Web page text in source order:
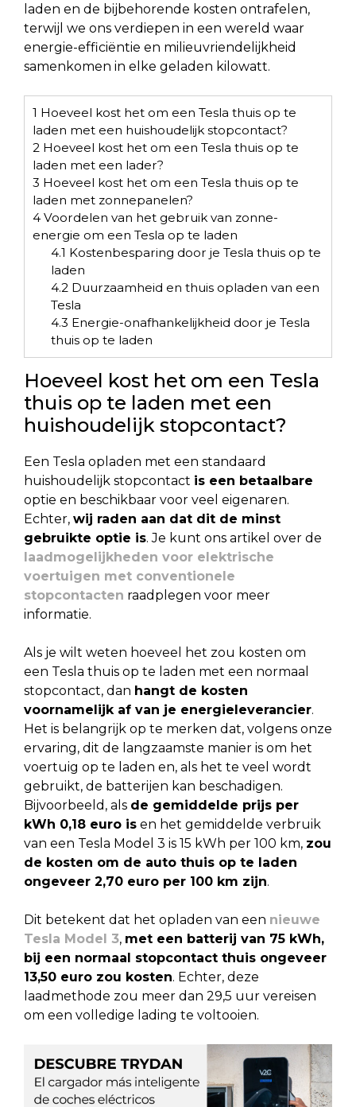
laden en de bijbehorende kosten ontrafelen,
terwijl we ons verdiepen in een wereld waar
energie-efficiëntie en milieuvriendelijkheid
samenkomen in elke geladen kilowatt.
1 Hoeveel kost het om een Tesla thuis op te
laden met een huishoudelijk stopcontact?
2 Hoeveel kost het om een Tesla thuis op te
laden met een lader?
3 Hoeveel kost het om een Tesla thuis op te
laden met zonnepanelen?
4 Voordelen van het gebruik van zonne-
energie om een Tesla op te laden
4.1 Kostenbesparing door je Tesla thuis op te
laden
4.2Duurzaamheid en thuis opladen van een
Tesla
4.3 Energie-onafhankelijkheid door je Tesla
thuis op te laden
Hoeveel kost het om een Tesla
thuis op te laden met een
huishoudelijk stopcontact?
Een Tesla opladen met een standaard
huishoudelijk stopcontact is een betaalbare
optie en beschikbaar voor veel eigenaren.
Echter, wij raden aan dat dit de minst
gebruikte optie is. Je kunt ons artikel over de
laadmogelijkheden voor elektrische
voertuigen met conventionele
stopcontacten raadplegen voor meer
informatie.
Als je wilt weten hoeveel het zou kosten om
een Tesla thuis op te laden met een normaal
stopcontact, dan hangt de kosten
voornamelijk af van je energieleverancier.
Het is belangrijk op te merken dat, volgens onze
ervaring, dit de langzaamste manier is om het
voertuig op te laden en, als het te veel wordt
gebruikt, de batterijen kan beschadigen.
Bijvoorbeeld, als de gemiddelde prijs per
kWh 0,18 euro is en het gemiddelde verbruik
van een Tesla Model 3 is 15 kWh per 100 km, zou
de kosten om de auto thuis op te laden
ongeveer 2,70 euro per 100 km zijn.
Dit betekent dat het opladen van een nieuwe
Tesla Model 3, met een batterij van 75 kWh,
bij een normaal stopcontact thuis ongeveer
13,50 euro zou kosten. Echter, deze
laadmethode zou meer dan 29,5 uur vereisen
om een volledige lading te voltooien.